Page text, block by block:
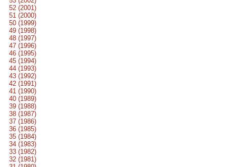
52 (2001)
51 (2000)
50 (1999)
49 (1998)
48 (1997)
47 (1996)
46 (1995)
45 (1994)
44 (1993)
43 (1992)
42 (1991)
41 (1990)
40 (1989)
39 (1988)
38 (1987)
37 (1986)
36 (1985)
35 (1984)
34 (1983)
33 (1982)
32 (1981)